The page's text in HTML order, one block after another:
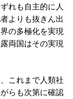
れも自主的に人
よりも抜きん出
の多極化を実現
両国はその実現
これまで人類社
らも次第に確認